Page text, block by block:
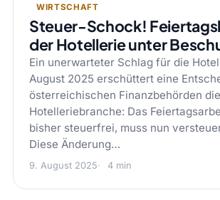
WIRTSCHAFT
Steuer-Schock!
der Hotellerie unter
Ein unerwarteter Schlag für die
August 2025 erschüttert eine
österreichischen Finanzbehörden die
Hotelleriebranche: Das
bisher steuerfrei, muss nun
Diese Änderung…
9. August 2025 4 min